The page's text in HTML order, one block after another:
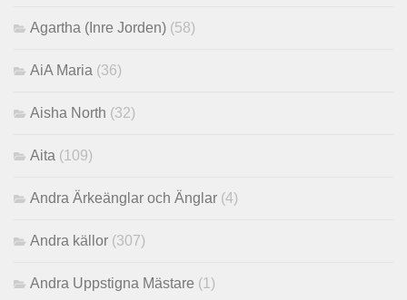
Agartha (Inre Jorden) (58)
AiA Maria (36)
Aisha North (32)
Aita (109)
Andra Ärkeänglar och Änglar (4)
Andra källor (307)
Andra Uppstigna Mästare (1)